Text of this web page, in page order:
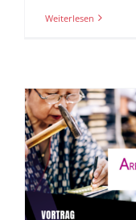
Weiterlesen